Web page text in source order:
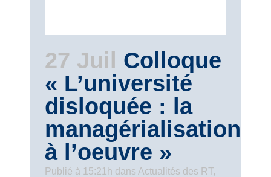
27 Juil Colloque
« L’université
disloquée : la
managérialisation
à l’oeuvre »
Publié à 15:21h dans Actualités des RT,